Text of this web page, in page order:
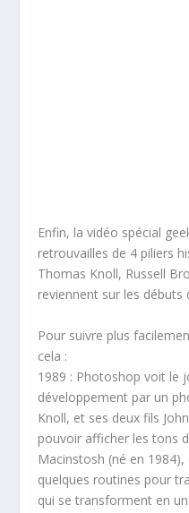
Enfin, la vidéo spécial
retrouvailles de 4 piliers
Thomas Knoll, Russell
reviennent sur les
Pour suivre plus
cela :
1989 : Photoshop voit le
développement par un
Knoll, et ses deux fils
pouvoir afficher les tons
Macinstosh (né en
quelques routines pour
qui se transforment en